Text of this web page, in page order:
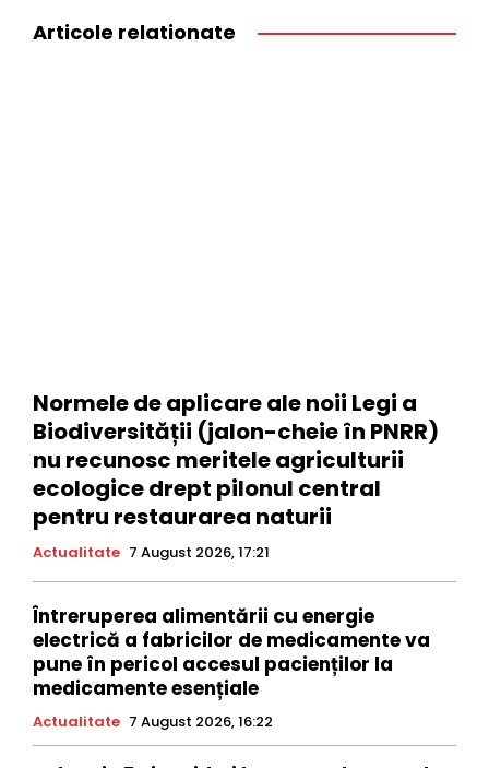
Articole relationate
Normele de aplicare ale noii Legi a
Biodiversității (jalon-cheie în PNRR)
nu recunosc meritele agriculturii
ecologice drept pilonul central
pentru restaurarea naturii
Actualitate 7 August 2026, 17:21
Întreruperea alimentării cu energie
electrică a fabricilor de medicamente va
pune în pericol accesul pacienților la
medicamente esențiale
Actualitate 7 August 2026, 16:22